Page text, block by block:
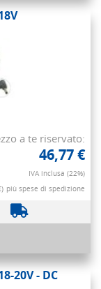
a te riservato:
46,77 €
IVA inclusa (22%)
più spese di spedizione
20V - DC